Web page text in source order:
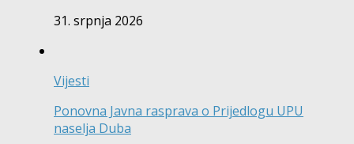
31. srpnja 2026
Vijesti
Ponovna Javna rasprava o Prijedlogu UPU
naselja Duba